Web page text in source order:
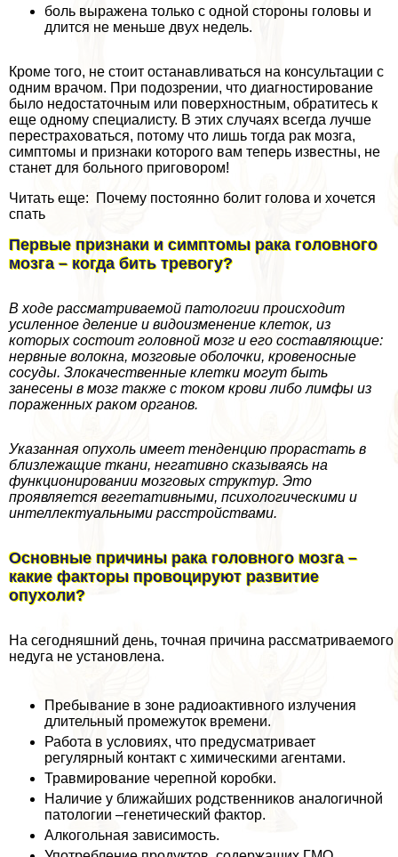
боль выражена только с одной стороны головы и
длится не меньше двух недель.
Кроме того, не стоит останавливаться на консультации с
одним врачом. При подозрении, что диагностирование
было недостаточным или поверхностным, обратитесь к
еще одному специалисту. В этих случаях всегда лучше
перестраховаться, потому что лишь тогда paк мозга,
симптомы и признаки которого вам теперь известны, не
станет для больного приговором!
Читать еще: Почему постоянно болит голова и хочется
спать
Первые признаки и симптомы paка головного
мозга – когда бить тревогу?
В ходе рассматриваемой патологии происходит
усиленное деление и видоизменение клеток, из
которых состоит головной мозг и его составляющие:
нервные волокна, мозговые оболочки, кровеносные
сосуды. Злокачественные клетки могут быть
занесены в мозг также с током крови либо лимфы из
пораженных paком органов.
Указанная опухоль имеет тенденцию прорастать в
близлежащие ткани, негативно сказываясь на
функционировании мозговых структур. Это
проявляется вегетативными, психологическими и
интеллектуальными расстройствами.
Основные причины paка головного мозга –
какие факторы провоцируют развитие
опухоли?
На сегодняшний день, точная причина рассматриваемого
недуга не установлена.
Пребывание в зоне радиоактивного излучения
длительный промежуток времени.
Работа в условиях, что предусматривает
регулярный контакт с химическими агентами.
Травмирование черепной коробки.
Наличие у ближайших родственников аналогичной
патологии –генетический фактор.
Алкогольная зависимость.